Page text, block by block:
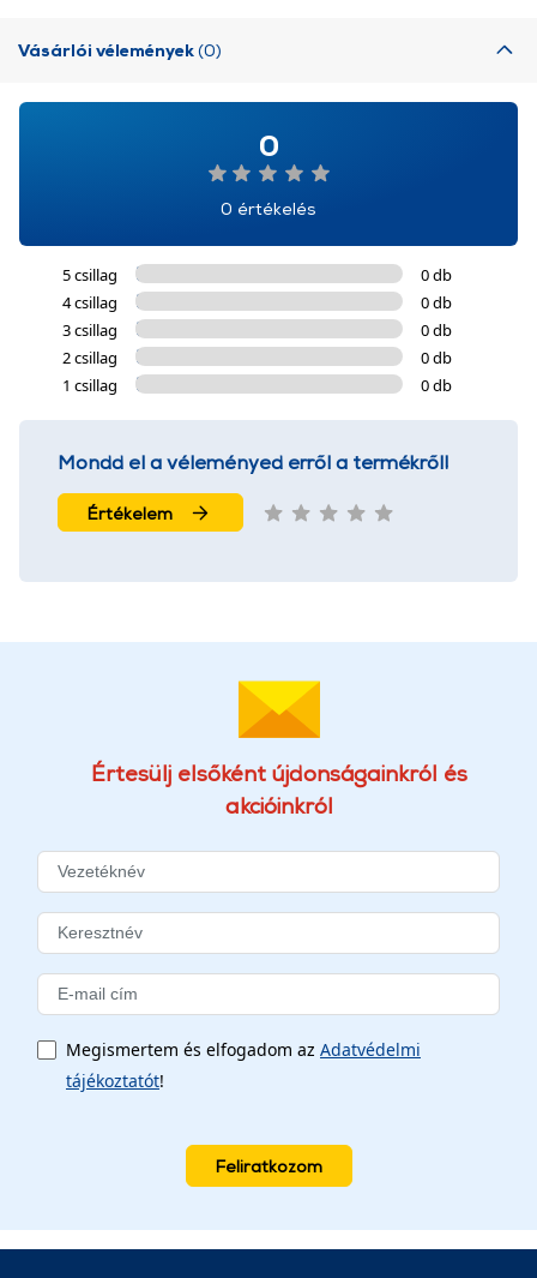
Vásárlói vélemények(0)
0
0 értékelés
5 csillag
0 db
4 csillag
0 db
3 csillag
0 db
2 csillag
0 db
1 csillag
0 db
Mondd el a véleményed erről a termékről!
Értékelem
Értesülj elsőként újdonságainkról és
akcióinkról
Megismertem és elfogadom az Adatvédelmi
tájékoztatót!
Feliratkozom